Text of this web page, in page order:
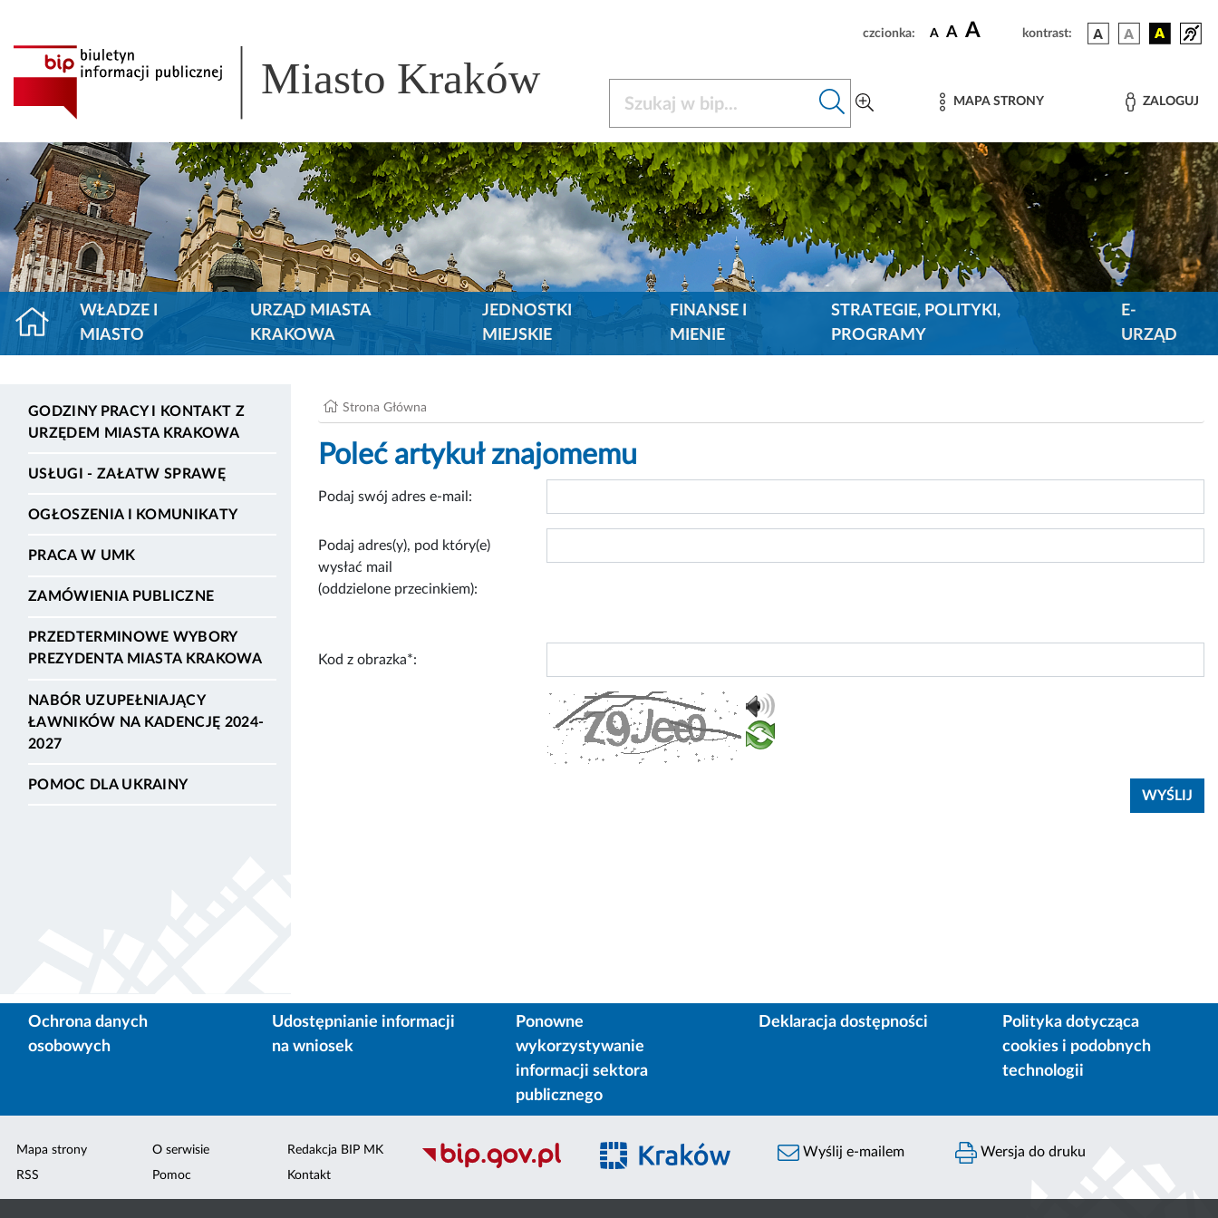
czcionka: A A A kontrast:
Miasto Kraków MAPA STRONY ZALOGUJ
WŁADZE I
MIASTO
URZĄD MIASTA
KRAKOWA
JEDNOSTKI
MIEJSKIE
FINANSE I
MIENIE
STRATEGIE, POLITYKI,
PROGRAMY
E-
URZĄD
GODZINY PRACY I KONTAKT Z
URZĘDEM MIASTA KRAKOWA
USŁUGI - ZAŁATW SPRAWĘ
OGŁOSZENIA I KOMUNIKATY
PRACA W UMK
ZAMÓWIENIA PUBLICZNE
PRZEDTERMINOWE WYBORY
PREZYDENTA MIASTA KRAKOWA
NABÓR UZUPEŁNIAJĄCY
ŁAWNIKÓW NA KADENCJĘ 2024-
2027
POMOC DLA UKRAINY
Strona Główna
Poleć artykuł znajomemu
Podaj swój adres e-mail:
Podaj adres(y), pod który(e)
wysłać mail
(oddzielone przecinkiem):
Kod z obrazka*:
Ochrona danych
osobowych
Udostępnianie informacji
na wniosek
Ponowne
wykorzystywanie
informacji sektora
publicznego
Deklaracja dostępności
Polityka dotycząca
cookies i podobnych
technologii
Mapa strony
RSS
O serwisie
Pomoc
Redakcja BIP MK
Kontakt
Wyślij e-mailem Wersja do druku